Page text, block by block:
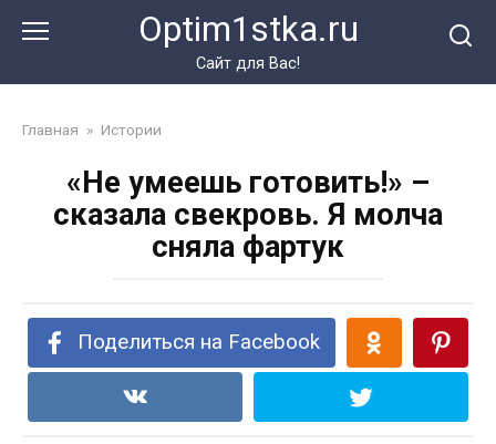
Optim1stka.ru
Сайт для Вас!
Главная » Истории
«Не умеешь готовить!» –
сказала свекровь. Я молча
сняла фартук
Поделиться на Facebook